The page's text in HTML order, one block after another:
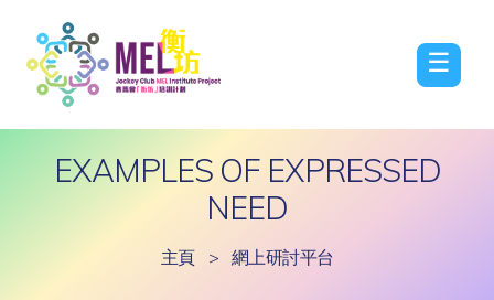
☰
EXAMPLES OF EXPRESSED
NEED
主頁 > 網上研討平台